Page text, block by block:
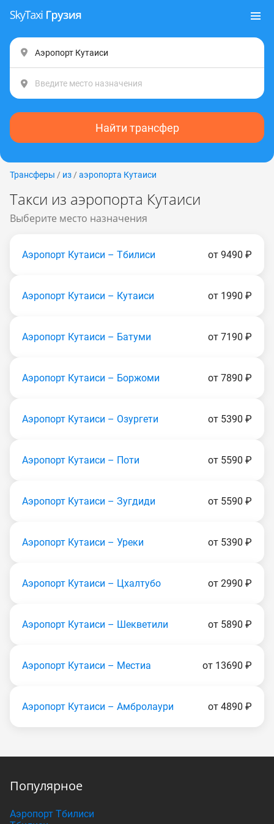
Найти трансфер
Трансферы / из / аэропорта Кутаиси
Такси из аэропорта Кутаиси
Выберите место назначения
Аэропорт Кутаиси – Тбилиси от 9490 ₽
Аэропорт Кутаиси – Кутаиси от 1990 ₽
Аэропорт Кутаиси – Батуми от 7190 ₽
Аэропорт Кутаиси – Боржоми от 7890 ₽
Аэропорт Кутаиси – Озургети от 5390 ₽
Аэропорт Кутаиси – Поти от 5590 ₽
Аэропорт Кутаиси – Зугдиди от 5590 ₽
Аэропорт Кутаиси – Уреки от 5390 ₽
Аэропорт Кутаиси – Цхалтубо от 2990 ₽
Аэропорт Кутаиси – Шекветили от 5890 ₽
Аэропорт Кутаиси – Местиа от 13690 ₽
Аэропорт Кутаиси – Амбролаури от 4890 ₽
Популярное
Аэропорт Тбилиси